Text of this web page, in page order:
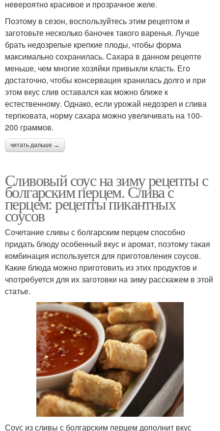
невероятно красивое и прозрачное желе.
Поэтому в сезон, воспользуйтесь этим рецептом и
заготовьте несколько баночек такого варенья. Лучше
брать недозрелые крепкие плоды, чтобы форма
максимально сохранилась. Сахара в данном рецепте
меньше, чем многие хозяйки привыкли класть. Его
достаточно, чтобы консервация хранилась долго и при
этом вкус слив оставался как можно ближе к
естественному. Однако, если урожай недозрел и слива
терпковата, норму сахара можно увеличивать на 100-
200 граммов.
читать дальше →
Сливовый соус на зиму рецепты с
болгарским перцем. Слива с
перцем: рецепты пикантных
соусов
Сочетание сливы с болгарским перцем способно
придать блюду особенный вкус и аромат, поэтому такая
комбинация используется для приготовления соусов.
Какие блюда можно приготовить из этих продуктов и
чпотребуется для их заготовки на зиму расскажем в этой
статье.
Соус из сливы с болгарским перцем дополнит вкус